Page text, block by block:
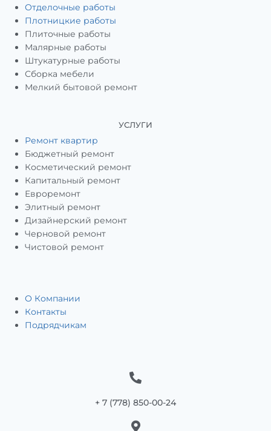
Отделочные работы
Плотницкие работы
Плиточные работы
Малярные работы
Штукатурные работы
Сборка мебели
Мелкий бытовой ремонт
УСЛУГИ
Ремонт квартир
Бюджетный ремонт
Косметический ремонт
Капитальный ремонт
Евроремонт
Элитный ремонт
Дизайнерский ремонт
Черновой ремонт
Чистовой ремонт
О Компании
Контакты
Подрядчикам
+ 7 (778) 850-00-24